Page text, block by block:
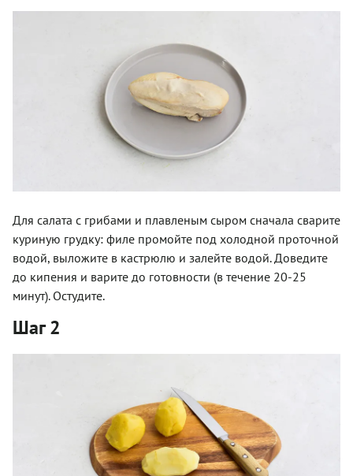
Для салата с грибами и плавленым сыром сначала сварите
куриную грудку: филе промойте под холодной проточной
водой, выложите в кастрюлю и залейте водой. Доведите
до кипения и варите до готовности (в течение 20-25
минут). Остудите.
Шаг 2